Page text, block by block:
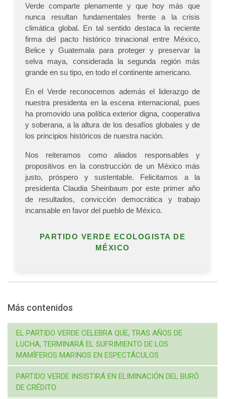
Verde comparte plenamente y que hoy más que
nunca resultan fundamentales frente a la crisis
climática global. En tal sentido destaca la reciente
firma del pacto histórico trinacional entre México,
Belice y Guatemala para proteger y preservar la
selva maya, considerada la segunda región más
grande en su tipo, en todo el continente americano.
En el Verde reconocemos además el liderazgo de
nuestra presidenta en la escena internacional, pues
ha promovido una política exterior digna, cooperativa
y soberana, a la altura de los desafíos globales y de
los principios históricos de nuestra nación.
Nos reiteramos como aliados responsables y
propositivos en la construcción de un México más
justo, próspero y sustentable. Felicitamos a la
presidenta Claudia Sheinbaum por este primer año
de resultados, convicción democrática y trabajo
incansable en favor del pueblo de México.
PARTIDO VERDE ECOLOGISTA DE
MÉXICO
Más contenidos
EL PARTIDO VERDE CELEBRA QUE, TRAS AÑOS DE
LUCHA, TERMINARÁ EL SUFRIMIENTO DE LOS
MAMÍFEROS MARINOS EN ESPECTÁCULOS
PARTIDO VERDE INSISTIRÁ EN ELIMINACIÓN DEL BURÓ
DE CRÉDITO